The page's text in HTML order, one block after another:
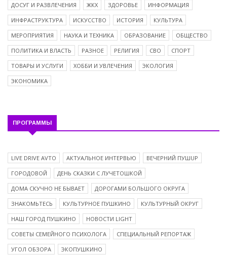
ДОСУГ И РАЗВЛЕЧЕНИЯ
ЖКХ ЗДОРОВЬЕ
ИНФОРМАЦИЯ
ИНФРАСТРУКТУРА
ИСКУССТВО ИСТОРИЯ
КУЛЬТУРА
МЕРОПРИЯТИЯ
НАУКА И ТЕХНИКА ОБРАЗОВАНИЕ
ОБЩЕСТВО
ПОЛИТИКА И ВЛАСТЬ
РАЗНОЕ РЕЛИГИЯ СВО
СПОРТ
ТОВАРЫ И УСЛУГИ
ХОББИ И УВЛЕЧЕНИЯ
ЭКОЛОГИЯ
ЭКОНОМИКА
ПРОГРАММЫ
LIVE DRIVE AVTO АКТУАЛЬНОЕ ИНТЕРВЬЮ
ВЕЧЕРНИЙ ПУШUP
ГОРОДОВОЙ
ДЕНЬ СКАЗКИ С ЛУЧЕТОШКОЙ
ДОМА СКУЧНО НЕ БЫВАЕТ
ДОРОГАМИ БОЛЬШОГО ОКРУГА
ЗНАКОМЬТЕСЬ
КУЛЬТУРНОЕ ПУШКИНО
КУЛЬТУРНЫЙ ОКРУГ
НАШ ГОРОД ПУШКИНО
НОВОСТИ LIGHT
СОВЕТЫ СЕМЕЙНОГО ПСИХОЛОГА
СПЕЦИАЛЬНЫЙ РЕПОРТАЖ
УГОЛ ОБЗОРА
ЭКОПУШКИНО